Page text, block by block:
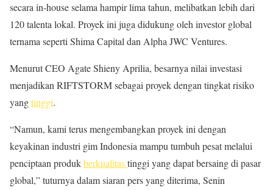
secara in-house selama hampir lima tahun, melibatkan lebih dari
120 talenta lokal. Proyek ini juga didukung oleh investor global
ternama seperti Shima Capital dan Alpha JWC Ventures.
Menurut CEO Agate Shieny Aprilia, besarnya nilai investasi
menjadikan RIFTSTORM sebagai proyek dengan tingkat risiko
yangtinggi.
“Namun, kami terus mengembangkan proyek ini dengan
keyakinan industri gim Indonesia mampu tumbuh pesat melalui
penciptaan produkberkualitastinggi yang dapat bersaing di pasar
global,” tuturnya dalam siaran pers yang diterima, Senin